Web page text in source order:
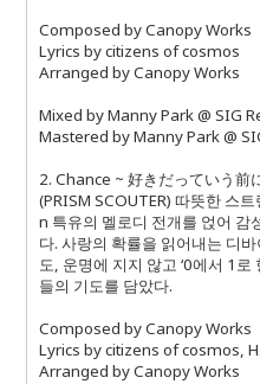
Composed by Canopy Works
Lyrics by citizens of cosmos
Arranged by Canopy Works
Mixed by Manny Park @ SIG
Mastered by Manny Park @
2. Chance ~ 好きだっていう前
(PRISM SCOUTER) 따뜻한 스
n 특유의 멜로디 전개를 얹어 감
다. 사랑의 확률을 읽어내는 디
도, 운명에 지지 않고 ‘0에서 1로
들의 기도를 담았다.
Composed by Canopy Works
Lyrics by citizens of cosmos,
Arranged by Canopy Works